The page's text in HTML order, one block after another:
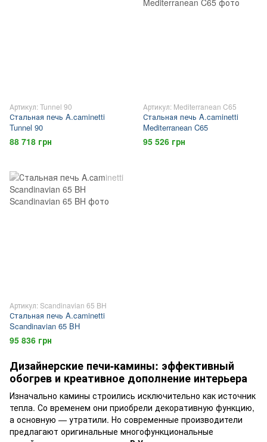
Артикул: Tunnel 90
Стальная печь A.caminetti
Tunnel 90
88 718 грн
Артикул: Mediterranean C65
Стальная печь A.caminetti
Mediterranean C65
95 526 грн
Артикул: Scandinavian 65 BH
Стальная печь A.caminetti
Scandinavian 65 BH
95 836 грн
Дизайнерские печи-камины: эффективный
обогрев и креативное дополнение интерьера
Изначально камины строились исключительно как источник
тепла. Со временем они приобрели декоративную функцию,
а основную — утратили. Но современные производители
предлагают оригинальные многофункциональные